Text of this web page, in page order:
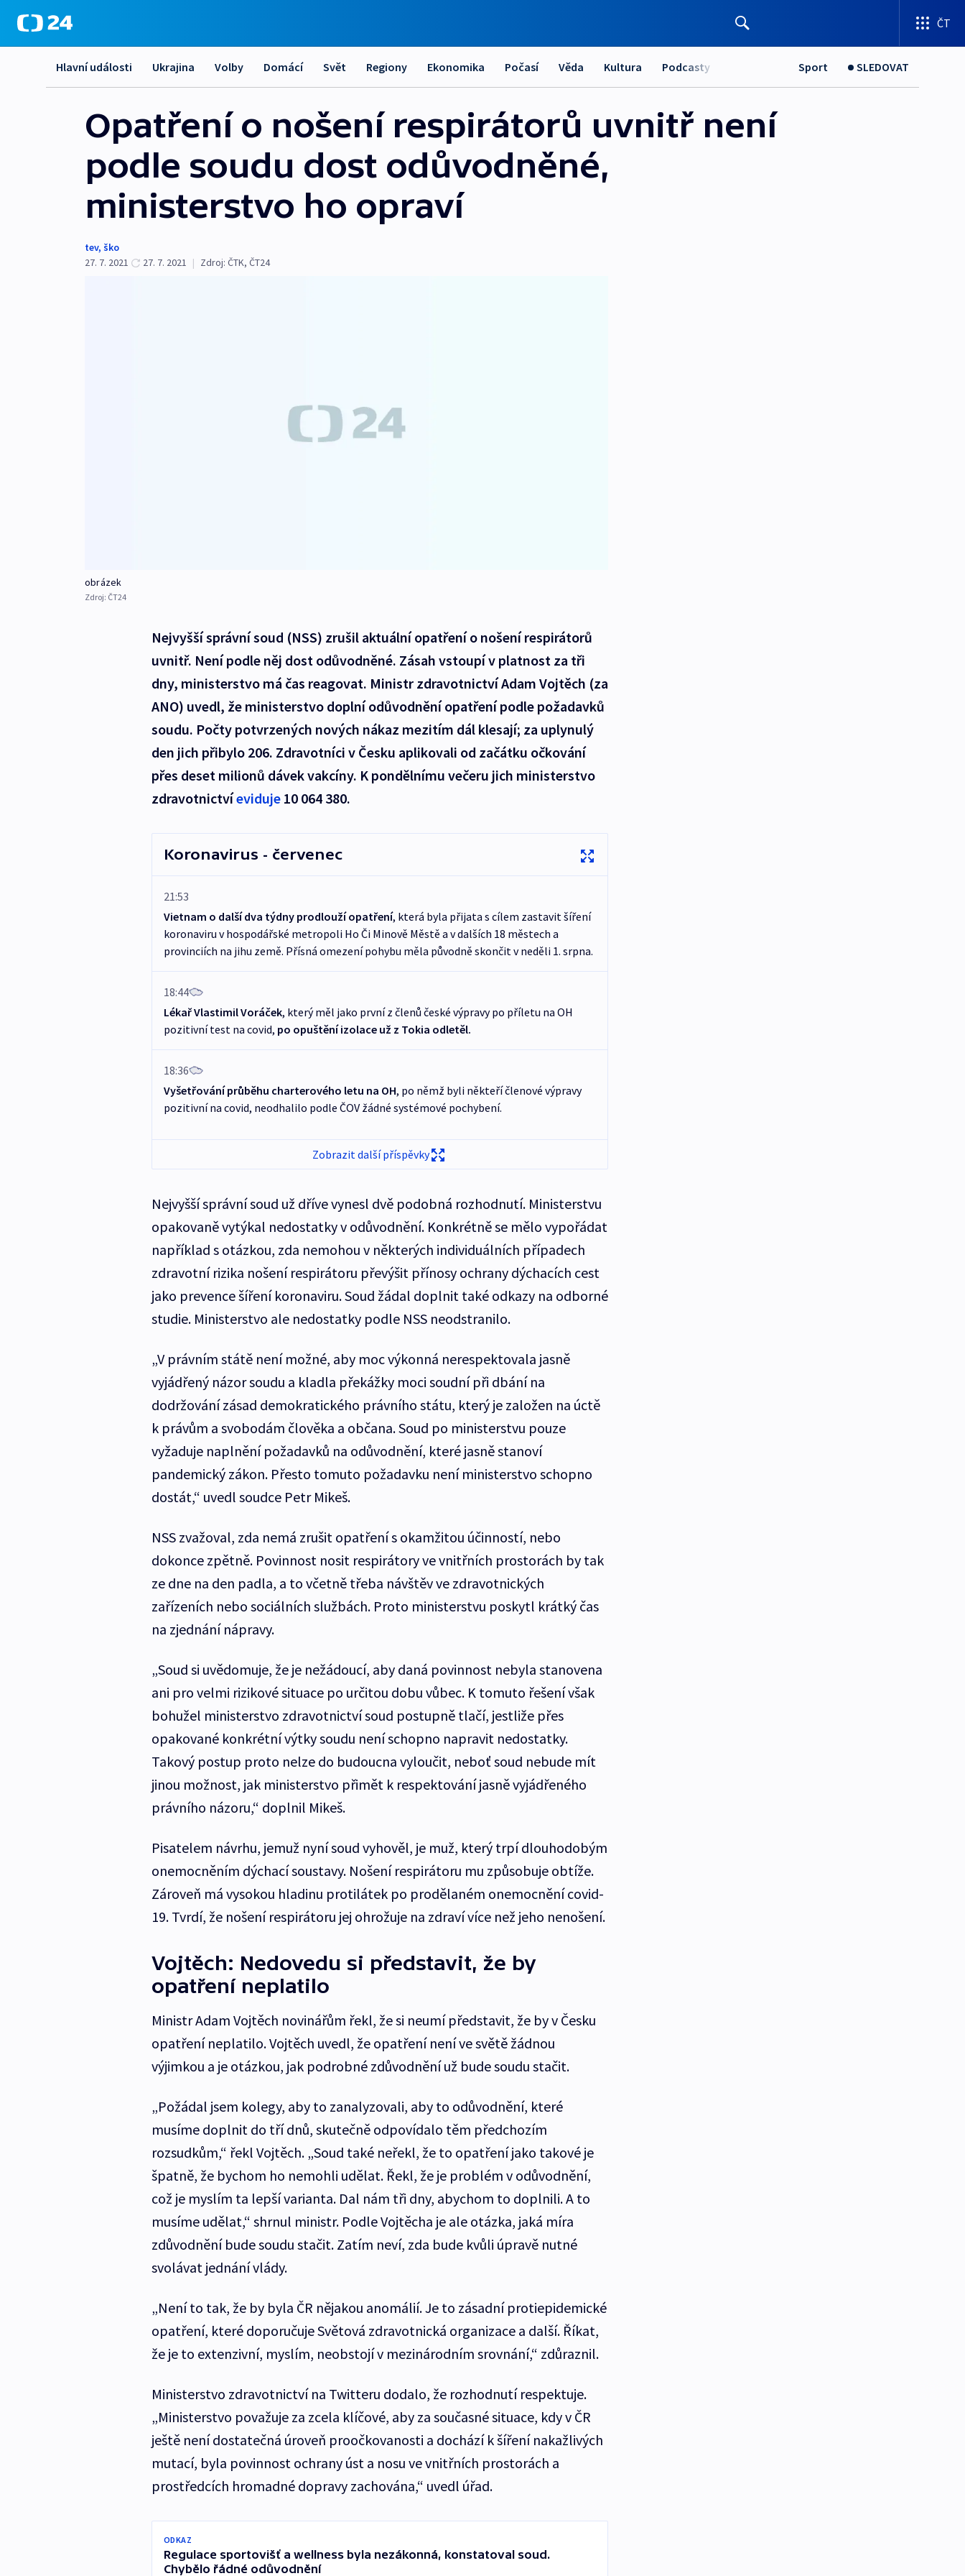
ČT
Hlavní události Ukrajina Volby Domácí Svět Regiony Ekonomika Počasí Věda Kultura Podcasty Sport SLEDOVAT
Opatření o nošení respirátorů uvnitř není
podle soudu dost odůvodněné,
ministerstvo ho opraví
tev, ško
27. 7. 2021
27. 7. 2021 | Zdroj: ČTK, ČT24
obrázek
Zdroj: ČT24
Nejvyšší správní soud (NSS) zrušil aktuální opatření o nošení respirátorů
uvnitř. Není podle něj dost odůvodněné. Zásah vstoupí v platnost za tři
dny, ministerstvo má čas reagovat. Ministr zdravotnictví Adam Vojtěch (za
ANO) uvedl, že ministerstvo doplní odůvodnění opatření podle požadavků
soudu. Počty potvrzených nových nákaz mezitím dál klesají; za uplynulý
den jich přibylo 206. Zdravotníci v Česku aplikovali od začátku očkování
přes deset milionů dávek vakcíny. K pondělnímu večeru jich ministerstvo
zdravotnictvíeviduje10 064 380.
Koronavirus - červenec
21:53
Vietnam o další dva týdny prodlouží opatření, která byla přijata s cílem zastavit šíření
koronaviru v hospodářské metropoli Ho Či Minově Městě a v dalších 18 městech a
provinciích na jihu země. Přísná omezení pohybu měla původně skončit v neděli 1. srpna.
18:44
Lékař Vlastimil Voráček, který měl jako první z členů české výpravy po příletu na OH
pozitivní test na covid, po opuštění izolace už z Tokia odletěl.
18:36
Vyšetřování průběhu charterového letu na OH, po němž byli někteří členové výpravy
pozitivní na covid, neodhalilo podle ČOV žádné systémové pochybení.
Zobrazit další příspěvky
Nejvyšší správní soud už dříve vynesl dvě podobná rozhodnutí. Ministerstvu
opakovaně vytýkal nedostatky v odůvodnění. Konkrétně se mělo vypořádat
například s otázkou, zda nemohou v některých individuálních případech
zdravotní rizika nošení respirátoru převýšit přínosy ochrany dýchacích cest
jako prevence šíření koronaviru. Soud žádal doplnit také odkazy na odborné
studie. Ministerstvo ale nedostatky podle NSS neodstranilo.
„V právním státě není možné, aby moc výkonná nerespektovala jasně
vyjádřený názor soudu a kladla překážky moci soudní při dbání na
dodržování zásad demokratického právního státu, který je založen na úctě
k právům a svobodám člověka a občana. Soud po ministerstvu pouze
vyžaduje naplnění požadavků na odůvodnění, které jasně stanoví
pandemický zákon. Přesto tomuto požadavku není ministerstvo schopno
dostát,“ uvedl soudce Petr Mikeš.
NSS zvažoval, zda nemá zrušit opatření s okamžitou účinností, nebo
dokonce zpětně. Povinnost nosit respirátory ve vnitřních prostorách by tak
ze dne na den padla, a to včetně třeba návštěv ve zdravotnických
zařízeních nebo sociálních službách. Proto ministerstvu poskytl krátký čas
na zjednání nápravy.
„Soud si uvědomuje, že je nežádoucí, aby daná povinnost nebyla stanovena
ani pro velmi rizikové situace po určitou dobu vůbec. K tomuto řešení však
bohužel ministerstvo zdravotnictví soud postupně tlačí, jestliže přes
opakované konkrétní výtky soudu není schopno napravit nedostatky.
Takový postup proto nelze do budoucna vyloučit, neboť soud nebude mít
jinou možnost, jak ministerstvo přimět k respektování jasně vyjádřeného
právního názoru,“ doplnil Mikeš.
Pisatelem návrhu, jemuž nyní soud vyhověl, je muž, který trpí dlouhodobým
onemocněním dýchací soustavy. Nošení respirátoru mu způsobuje obtíže.
Zároveň má vysokou hladinu protilátek po prodělaném onemocnění covid-
19. Tvrdí, že nošení respirátoru jej ohrožuje na zdraví více než jeho nenošení.
Vojtěch: Nedovedu si představit, že by
opatření neplatilo
Ministr Adam Vojtěch novinářům řekl, že si neumí představit, že by v Česku
opatření neplatilo. Vojtěch uvedl, že opatření není ve světě žádnou
výjimkou a je otázkou, jak podrobné zdůvodnění už bude soudu stačit.
„Požádal jsem kolegy, aby to zanalyzovali, aby to odůvodnění, které
musíme doplnit do tří dnů, skutečně odpovídalo těm předchozím
rozsudkům,“ řekl Vojtěch. „Soud také neřekl, že to opatření jako takové je
špatně, že bychom ho nemohli udělat. Řekl, že je problém v odůvodnění,
což je myslím ta lepší varianta. Dal nám tři dny, abychom to doplnili. A to
musíme udělat,“ shrnul ministr. Podle Vojtěcha je ale otázka, jaká míra
zdůvodnění bude soudu stačit. Zatím neví, zda bude kvůli úpravě nutné
svolávat jednání vlády.
„Není to tak, že by byla ČR nějakou anomálií. Je to zásadní protiepidemické
opatření, které doporučuje Světová zdravotnická organizace a další. Říkat,
že je to extenzivní, myslím, neobstojí v mezinárodním srovnání,“ zdůraznil.
Ministerstvo zdravotnictví na Twitteru dodalo, že rozhodnutí respektuje.
„Ministerstvo považuje za zcela klíčové, aby za současné situace, kdy v ČR
ještě není dostatečná úroveň proočkovanosti a dochází k šíření nakažlivých
mutací, byla povinnost ochrany úst a nosu ve vnitřních prostorách a
prostředcích hromadné dopravy zachována,“ uvedl úřad.
ODKAZ
Regulace sportovišť a wellness byla nezákonná, konstatoval soud.
Chybělo řádné odůvodnění